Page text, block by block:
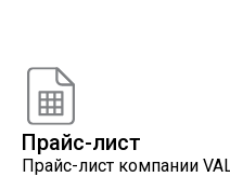
Прайс-лист
Прайс-лист компании